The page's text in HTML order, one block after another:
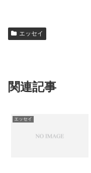
エッセイ
関連記事
エッセイ